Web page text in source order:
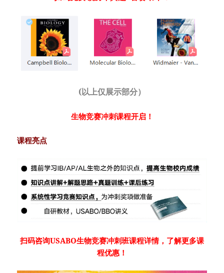
(以上仅展示部分）
生物竞赛冲刺课程开启！
课程亮点
扫码咨询USABO生物竞赛冲刺班课程详情，了解更多课
程优惠！